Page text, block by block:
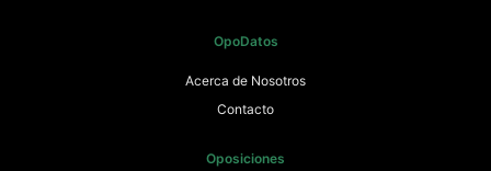
OpoDatos
Acerca de Nosotros
Contacto
Oposiciones